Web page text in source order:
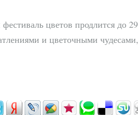
цветов продлится до
и цветочными